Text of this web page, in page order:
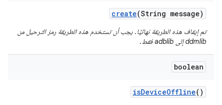
create(String message)
تم إيقاف هذه الطريقة نهائيًا. يجب أن تستخدم هذه الطريقة رمز الترحيل من
ddmlib إلى adblib فقط.
boolean
isDeviceOffline()